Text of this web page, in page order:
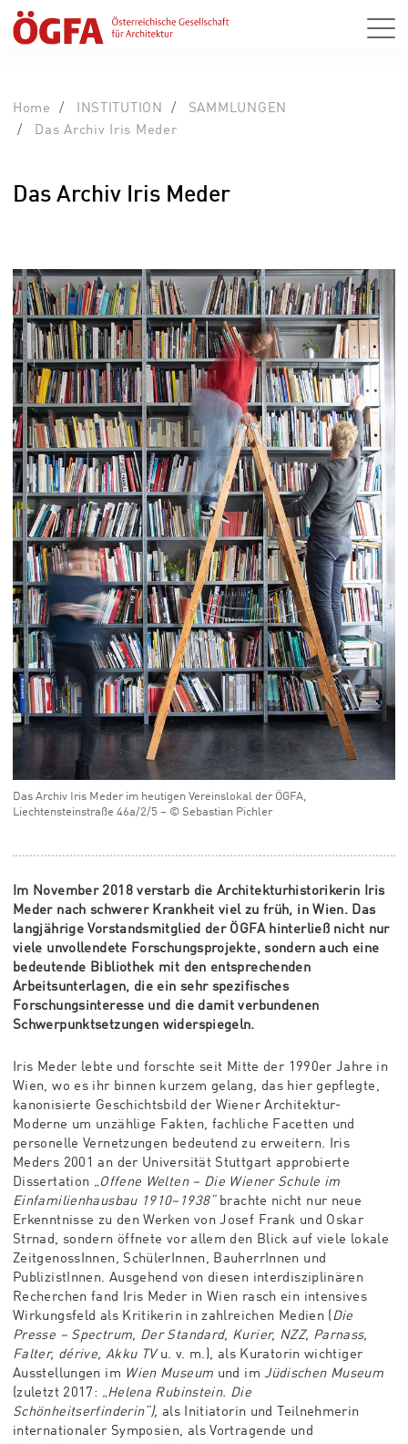
Home INSTITUTION
SAMMLUNGEN
Das Archiv Iris Meder
Das Archiv Iris Meder
Das Archiv Iris Meder im heutigen Vereinslokal der ÖGFA,
Liechtensteinstraße 46a/2/5 – © Sebastian Pichler
Im November 2018 verstarb die Architekturhistorikerin Iris
Meder nach schwerer Krankheit viel zu früh, in Wien. Das
langjährige Vorstandsmitglied der ÖGFA hinterließ nicht nur
viele unvollendete Forschungsprojekte, sondern auch eine
bedeutende Bibliothek mit den entsprechenden
Arbeitsunterlagen, die ein sehr spezifisches
Forschungsinteresse und die damit verbundenen
Schwerpunktsetzungen widerspiegeln.
Iris Meder lebte und forschte seit Mitte der 1990er Jahre in
Wien, wo es ihr binnen kurzem gelang, das hier gepflegte,
kanonisierte Geschichtsbild der Wiener Architektur-
Moderne um unzählige Fakten, fachliche Facetten und
personelle Vernetzungen bedeutend zu erweitern. Iris
Meders 2001 an der Universität Stuttgart approbierte
Dissertation „Offene Welten – Die Wiener Schule im
Einfamilienhausbau 1910–1938“
brachte nicht nur neue
Erkenntnisse zu den Werken von Josef Frank und Oskar
Strnad, sondern öffnete vor allem den Blick auf viele lokale
ZeitgenossInnen, SchülerInnen, BauherrInnen und
PublizistInnen. Ausgehend von diesen interdisziplinären
Recherchen fand Iris Meder in Wien rasch ein intensives
Wirkungsfeld als Kritikerin in zahlreichen Medien ( Die
Presse – Spectrum, Der Standard, Kurier, NZZ, Parnass,
Falter, dérive, Akku TVu. v. m.), als Kuratorin wichtiger
Ausstellungen im
Wien Museum und imJüdischen Museum
(zuletzt 2017: „Helena Rubinstein. Die
Schönheitserfinderin“), als Initiatorin und Teilnehmerin
internationaler Symposien, als Vortragende und